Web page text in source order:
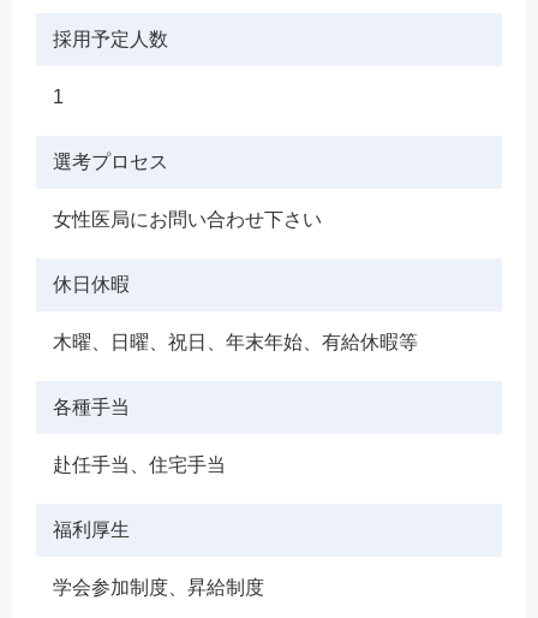
採用予定人数
1
選考プロセス
女性医局にお問い合わせ下さい
休日休暇
木曜、日曜、祝日、年末年始、有給休暇等
各種手当
赴任手当、住宅手当
福利厚生
学会参加制度、昇給制度